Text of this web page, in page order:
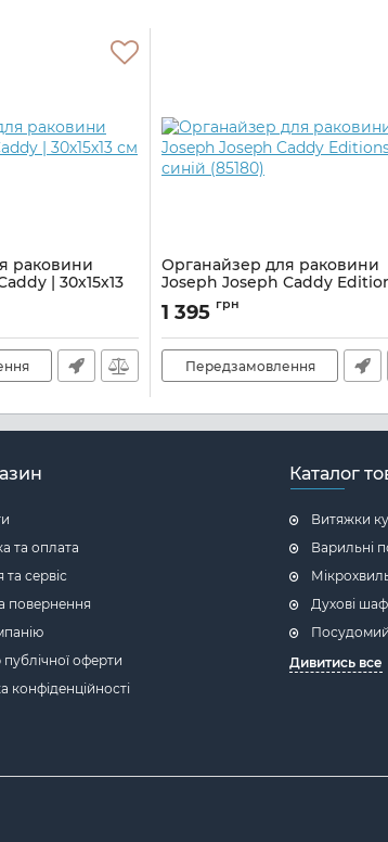
раковини
| 30х15х13
Органайзер для раковини
Joseph Joseph Caddy
синій (85180)
Артикул:
1 395 грн
Передзамовлення
та оплата
та сервіс
повернення
публічної оферти
конфіденційності
Каталог
Витяжки
Варильні
Духові
Дивитись все